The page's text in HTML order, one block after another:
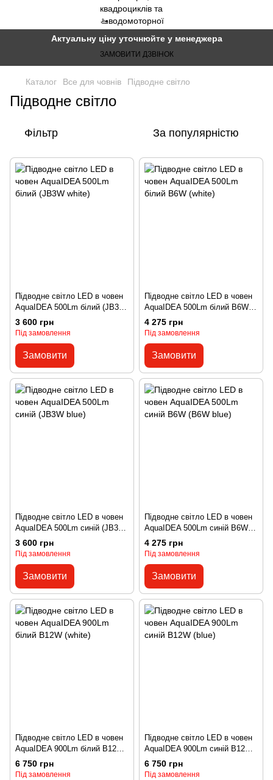
Актуальну ціну уточнюйте у менеджера
ЗАМОВИТИ ДЗВІНОК
Каталог Все для човнів Підводне світло
Підводне світло
Фільтр За популярністю
Підводне світло LED в човен
AquaIDEA 500Lm білий (JB3W
white)
3 600 грн
Під замовлення
Замовити
Підводне світло LED в човен
AquaIDEA 500Lm білий B6W
(white)
4 275 грн
Під замовлення
Замовити
Підводне світло LED в човен
AquaIDEA 500Lm синій (JB3W
blue)
3 600 грн
Під замовлення
Замовити
Підводне світло LED в човен
AquaIDEA 500Lm синій B6W
(B6W blue)
4 275 грн
Під замовлення
Замовити
Підводне світло LED в човен
AquaIDEA 900Lm білий B12W
(white)
6 750 грн
Під замовлення
Підводне світло LED в човен
AquaIDEA 900Lm синій B12W
(blue)
6 750 грн
Під замовлення